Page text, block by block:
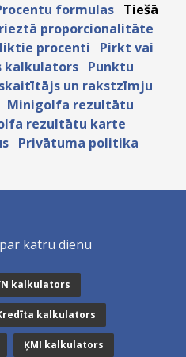
formulas Tiešā
proporcionalitāte
procenti
Pirkt vai
kalkulators Punktu
un rakstzīmju
Minigolfa rezultātu
rezultātu karte
Privātuma politika
katru dienu
kalkulators
kalkulators
ĶMI kalkulators